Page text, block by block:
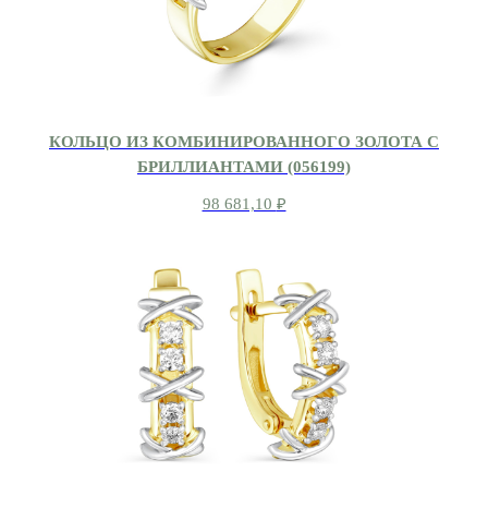
КОЛЬЦО ИЗ КОМБИНИРОВАННОГО ЗОЛОТА С
БРИЛЛИАНТАМИ (056199)
98 681,10 ₽